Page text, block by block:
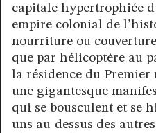
capitale hypertrophiée
empire colonial de
nourriture ou
que par hélicoptère au
la résidence du
une gigantesque
qui se bousculent et se
uns au-dessus des